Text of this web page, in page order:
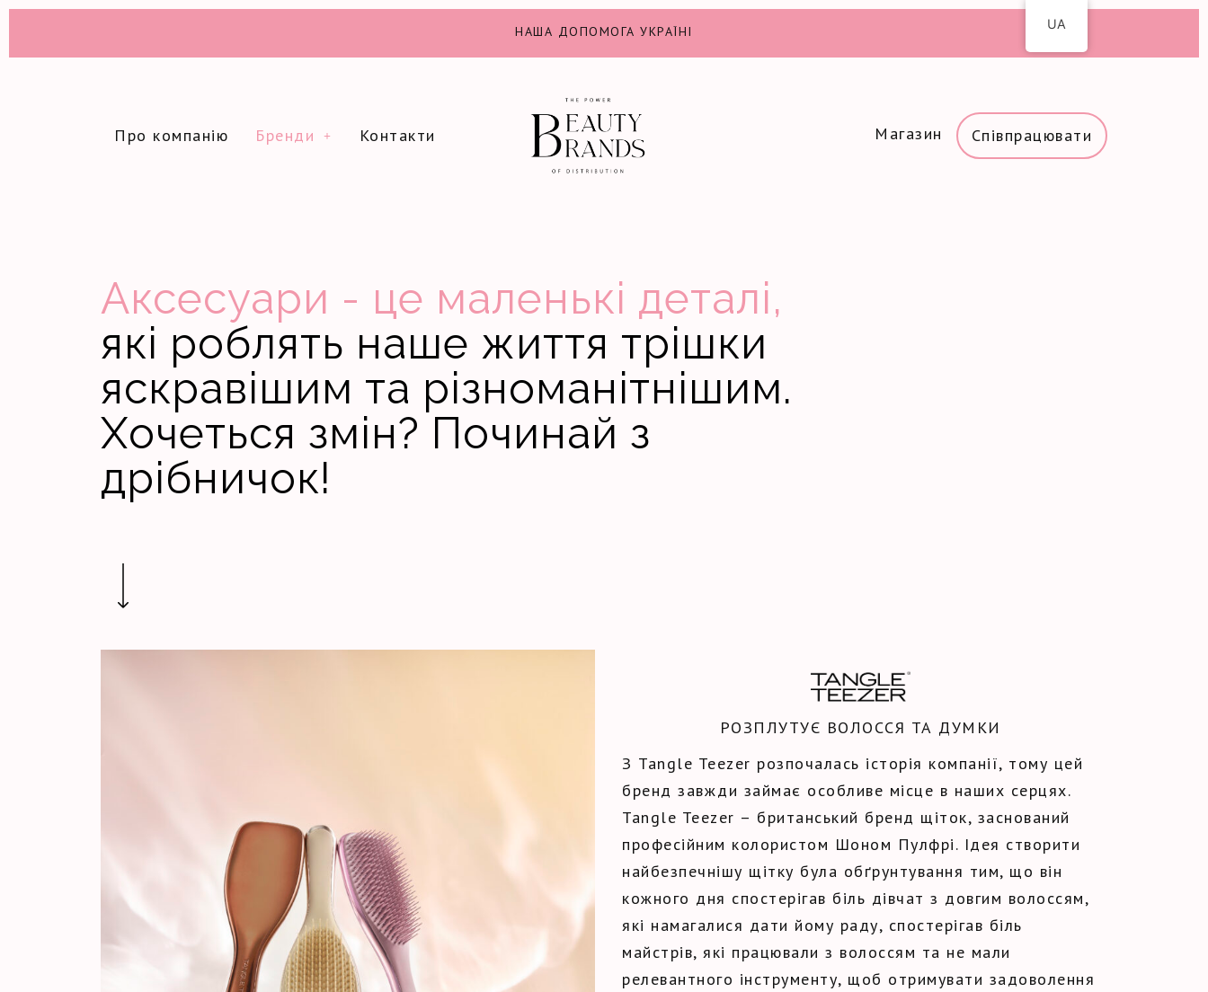
НАША ДОПОМОГА УКРАЇНІ
Про компанію Бренди Контакти Магазин Співпрацювати
Аксесуари - це маленькі деталі,
які роблять наше життя трішки
яскравішим та різноманітнішим.
Хочеться змін? Починай з
дрібничок!
РОЗПЛУТУЄ ВОЛОССЯ ТА ДУМКИ
З Tangle Teezer розпочалась історія компанії, тому цей
бренд завжди займає особливе місце в наших серцях.
Tangle Teezer – британський бренд щіток, заснований
професійним колористом Шоном Пулфрі. Ідея створити
найбезпечнішу щітку була обґрунтування тим, що він
кожного дня спостерігав біль дівчат з довгим волоссям,
які намагалися дати йому раду, спостерігав біль
майстрів, які працювали з волоссям та не мали
релевантного інструменту, щоб отримувати задоволення
UA